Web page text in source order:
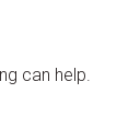
can help.